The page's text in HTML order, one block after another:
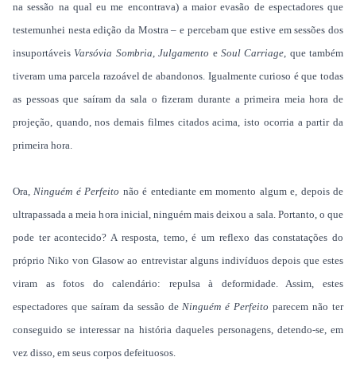
na sessão na qual eu me encontrava) a maior evasão de espectadores que
testemunhei nesta edição da Mostra – e percebam que estive em sessões dos
insuportáveis Varsóvia Sombria,Julgamento e Soul Carriage, que também
tiveram uma parcela razoável de abandonos. Igualmente curioso é que todas
as pessoas que saíram da sala o fizeram durante a primeira meia hora de
projeção, quando, nos demais filmes citados acima, isto ocorria a partir da
primeira hora.
Ora,Ninguém é Perfeito não é entediante em momento algum e, depois de
ultrapassada a meia hora inicial, ninguém mais deixou a sala. Portanto, o que
pode ter acontecido? A resposta, temo, é um reflexo das constatações do
próprio Niko von Glasow ao entrevistar alguns indivíduos depois que estes
viram as fotos do calendário: repulsa à deformidade. Assim, estes
espectadores que saíram da sessão deNinguém é Perfeito parecem não ter
conseguido se interessar na história daqueles personagens, detendo-se, em
vez disso, em seus corpos defeituosos.